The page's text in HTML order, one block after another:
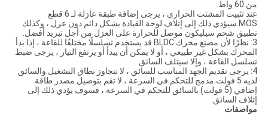
من 60 واط.
عند تثبيت المشتت الحراري ، يرجى إضافة طبقة عازلة لـ 6 قطع
MOS.سيؤدي ذلك إلى إتلاف لوحة القيادة بشكل دائم دون عزل ، وكذلك
تطبيق شحم سيليكون موصل للحرارة على العزل من أجل تبريد أفضل.
3: نظرًا لأن مصنع محرك BLDC قد يستخدم تسلسلًا مختلفًا للقاعة ، إذا بدأ
المحرك بشكل غير طبيعي ، أو لا يمكن أن يبدأ أو يرتفع التيار ، يرجى ضبط
تسلسل القاعة ، وإلا سيتلف السائق.
4: يرجى تقديم الجهد المناسب للسائق ، لا تتجاوز نطاق التشغيل.والسائق
لديه 5 فولت مدمج للتحكم في السرعة ، لا تقم بتوصيل مصدر طاقة
إضافي (5 فولت) بالسائق للتحكم في السرعة ، فسوف يؤدي ذلك إلى
إتلاف السائق.
مواصفات